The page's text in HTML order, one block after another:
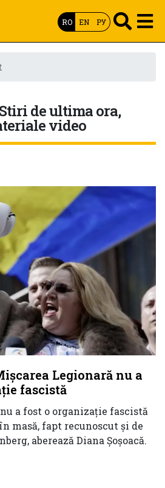
RO EN РУ
de ultima ora,
video
Legionară nu a
fascistă
a fost o organizație fascistă
masă, fapt recunoscut și de
aberează Diana Șoșoacă.